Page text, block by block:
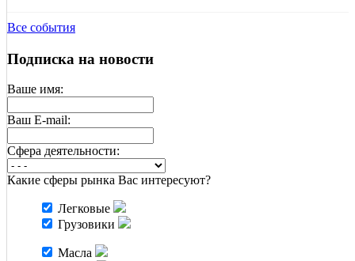
Все события
Подписка на новости
Ваше имя:
Ваш E-mail:
Cфера деятельности:
Какие сферы рынка Вас интересуют?
Легковые
Грузовики
Масла